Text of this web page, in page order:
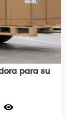
para su
